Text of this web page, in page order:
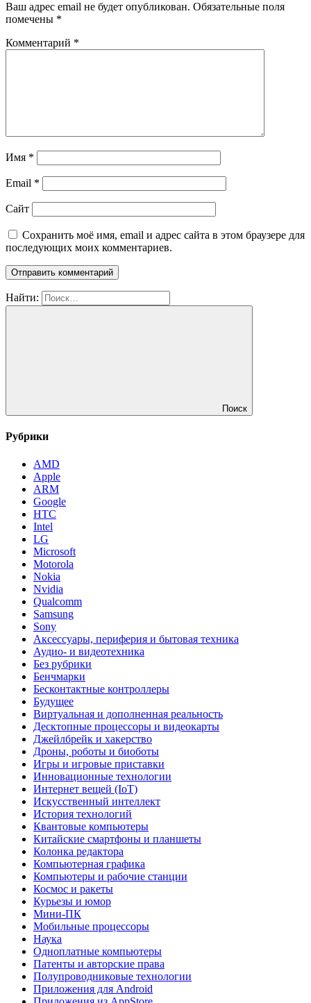
Ваш адрес email не будет опубликован. Обязательные поля
помечены *
Комментарий *
Имя *
Email *
Сайт
Сохранить моё имя, email и адрес сайта в этом браузере для
последующих моих комментариев.
Найти:
Поиск
Рубрики
AMD
Apple
ARM
Google
HTC
Intel
LG
Microsoft
Motorola
Nokia
Nvidia
Qualcomm
Samsung
Sony
Аксессуары, периферия и бытовая техника
Аудио- и видеотехника
Без рубрики
Бенчмарки
Бесконтактные контроллеры
Будущее
Виртуальная и дополненная реальность
Десктопные процессоры и видеокарты
Джейлбрейк и хакерство
Дроны, роботы и биоботы
Игры и игровые приставки
Инновационные технологии
Интернет вещей (IoT)
Искусственный интеллект
История технологий
Квантовые компьютеры
Китайские смартфоны и планшеты
Колонка редактора
Компьютерная графика
Компьютеры и рабочие станции
Космос и ракеты
Курьезы и юмор
Мини-ПК
Мобильные процессоры
Наука
Одноплатные компьютеры
Патенты и авторские права
Полупроводниковые технологии
Приложения для Android